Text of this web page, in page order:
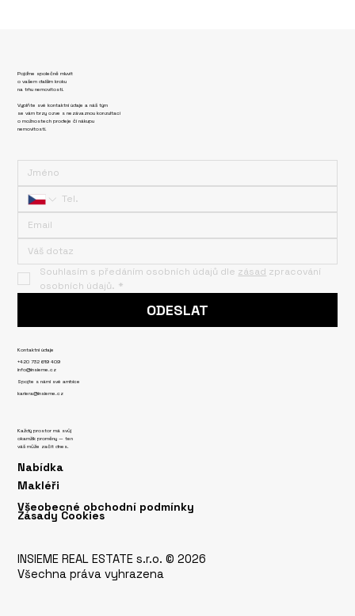
Každý prostor má svůj
okamžik proměny — ten
váš může začít dnes.
Nabídka
Makléři
Všeobecné obchodní podmínky
Zásady Cookies
INSIEME REAL ESTATE s.r.o. © 2026
Všechna práva vyhrazena
+420 732 619 409
info@insieme.cz
Kontaktní údaje
Spojte s námi své ambice
kariera@insieme.cz
Souhlasím s předáním osobních údajů dle zásad zpracování
osobních údajů. *
ODESLAT
Pojďme společně mluvit
o vašem dalším kroku
na trhu nemovitostí.
Vyplňte své kontaktní údaje a náš tým
se vám brzy ozve s nezávaznou konzultací
o možnostech prodeje či nákupu
nemovitosti.